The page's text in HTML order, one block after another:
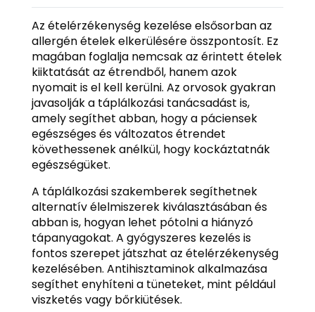
Az ételérzékenység kezelése elsősorban az
allergén ételek elkerülésére összpontosít. Ez
magában foglalja nemcsak az érintett ételek
kiiktatását az étrendből, hanem azok
nyomait is el kell kerülni. Az orvosok gyakran
javasolják a táplálkozási tanácsadást is,
amely segíthet abban, hogy a páciensek
egészséges és változatos étrendet
követhessenek anélkül, hogy kockáztatnák
egészségüket.
A táplálkozási szakemberek segíthetnek
alternatív élelmiszerek kiválasztásában és
abban is, hogyan lehet pótolni a hiányzó
tápanyagokat. A gyógyszeres kezelés is
fontos szerepet játszhat az ételérzékenység
kezelésében. Antihisztaminok alkalmazása
segíthet enyhíteni a tüneteket, mint például
viszketés vagy bőrkiütések.